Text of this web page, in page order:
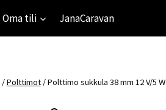
Oma tili JanaCaravan
/Polttimot /Polttimo sukkula 38 mm 12 V/5 W